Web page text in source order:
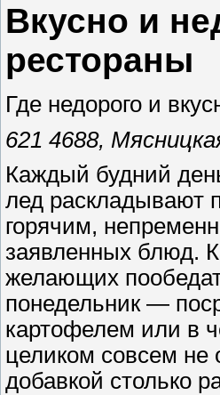
Вкусно и
рестораны
Где недорого и
621 4688,
Каждый будний
лед раскладывают
горячим,
заявленных блюд.
желающих
понедельник —
картофелем или в
целиком совсем не
добавкой столько